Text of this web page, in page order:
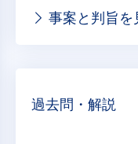
事案と判旨を
過去問・解説